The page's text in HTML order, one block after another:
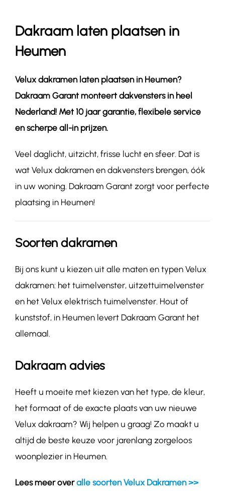
Contact
Dakraam laten plaatsen in
Heumen
Velux dakramen laten plaatsen in Heumen?
Dakraam Garant monteert dakvensters in heel
Nederland! Met 10 jaar garantie, flexibele service
en scherpe all-in prijzen.
Veel daglicht, uitzicht, frisse lucht en sfeer. Dat is
wat Velux dakramen en dakvensters brengen, óók
in uw woning. Dakraam Garant zorgt voor perfecte
plaatsing in Heumen!
Soorten dakramen
Bij ons kunt u kiezen uit alle maten en typen Velux
dakramen: het tuimelvenster, uitzettuimelvenster
en het Velux elektrisch tuimelvenster. Hout of
kunststof, in Heumen levert Dakraam Garant het
allemaal.
Dakraam advies
Heeft u moeite met kiezen van het type, de kleur,
het formaat of de exacte plaats van uw nieuwe
Velux dakraam? Wij helpen u graag! Zo maakt u
altijd de beste keuze voor jarenlang zorgeloos
woonplezier in Heumen.
Lees meer overalle soorten Velux Dakramen >>